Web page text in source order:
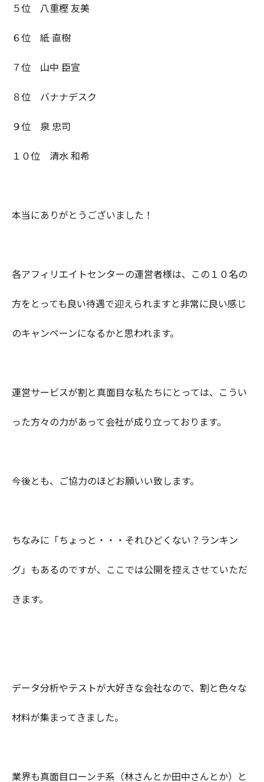
５位 八重樫 友美
６位 紙 直樹
７位 山中 臣宣
８位 バナナデスク
９位 泉 忠司
１０位 清水 和希
本当にありがとうございました！
各アフィリエイトセンターの運営者様は、この１０名の
方をとっても良い待遇で迎えられますと非常に良い感じ
のキャンペーンになるかと思われます。
運営サービスが割と真面目な私たちにとっては、こうい
った方々の力があって会社が成り立っております。
今後とも、ご協力のほどお願いい致します。
ちなみに「ちょっと・・・それひどくない？ランキン
グ」もあるのですが、ここでは公開を控えさせていただ
きます。
データ分析やテストが大好きな会社なので、割と色々な
材料が集まってきました。
業界も真面目ローンチ系（林さんとか田中さんとか）と